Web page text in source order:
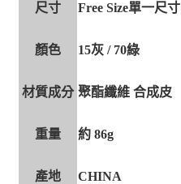
尺寸 Free Size單一尺寸
顏色 15灰 / 70綠
材質成分 聚酯纖維 合成皮
重量 約 86g
產地 CHINA